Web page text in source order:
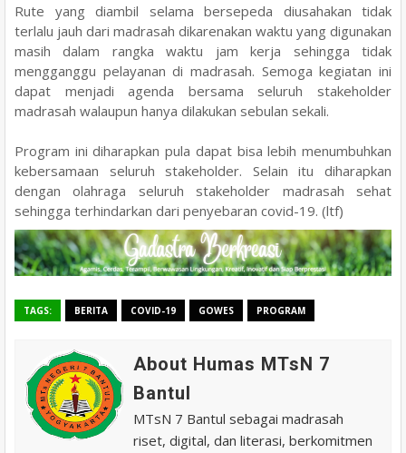
Rute yang diambil selama bersepeda diusahakan tidak
terlalu jauh dari madrasah dikarenakan waktu yang digunakan
masih dalam rangka waktu jam kerja sehingga tidak
mengganggu pelayanan di madrasah. Semoga kegiatan ini
dapat menjadi agenda bersama seluruh stakeholder
madrasah walaupun hanya dilakukan sebulan sekali.
Program ini diharapkan pula dapat bisa lebih menumbuhkan
kebersamaan seluruh stakeholder. Selain itu diharapkan
dengan olahraga seluruh stakeholder madrasah sehat
sehingga terhindarkan dari penyebaran covid-19. (ltf)
TAGS: BERITA COVID-19 GOWES PROGRAM
About Humas MTsN 7
Bantul
MTsN 7 Bantul sebagai madrasah
riset, digital, dan literasi, berkomitmen